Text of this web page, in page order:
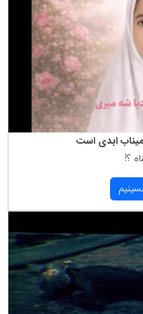
ابدی است
؟!